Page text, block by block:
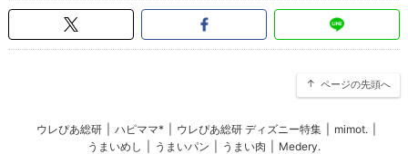
ページの先頭へ
ウレぴあ総研 ハピママ* ウレぴあ総研 ディズニー特集 mimot.
うまいめし
うまいパン うまい肉 Medery.